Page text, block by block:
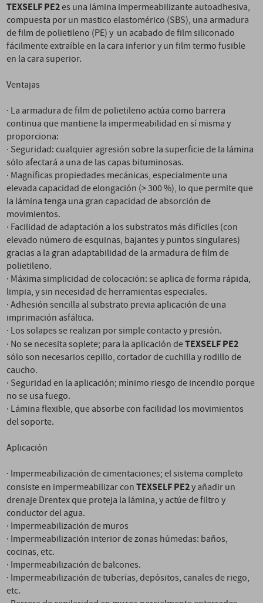
TEXSELF PE2es una lámina impermeabilizante autoadhesiva,
compuesta por un mastico elastomérico (SBS), una armadura
de film de polietileno (PE) y un acabado de film siliconado
fácilmente extraíble en la cara inferior y un film termo fusible
en la cara superior.
Ventajas
· La armadura de film de polietileno actúa como barrera
continua que mantiene la impermeabilidad en sí misma y
proporciona:
· Seguridad: cualquier agresión sobre la superficie de la lámina
sólo afectará a una de las capas bituminosas.
· Magníficas propiedades mecánicas, especialmente una
elevada capacidad de elongación (> 300 %), lo que permite que
la lámina tenga una gran capacidad de absorción de
movimientos.
· Facilidad de adaptación a los substratos más difíciles (con
elevado número de esquinas, bajantes y puntos singulares)
gracias a la gran adaptabilidad de la armadura de film de
polietileno.
· Máxima simplicidad de colocación: se aplica de forma rápida,
limpia, y sin necesidad de herramientas especiales.
· Adhesión sencilla al substrato previa aplicación de una
imprimación asfáltica.
· Los solapes se realizan por simple contacto y presión.
· No se necesita soplete; para la aplicación deTEXSELF PE2
sólo son necesarios cepillo, cortador de cuchilla y rodillo de
caucho.
· Seguridad en la aplicación; mínimo riesgo de incendio porque
no se usa fuego.
· Lámina flexible, que absorbe con facilidad los movimientos
del soporte.
Aplicación
· Impermeabilización de cimentaciones; el sistema completo
consiste en impermeabilizar conTEXSELF PE2y añadir un
drenaje Drentex que proteja la lámina, y actúe de filtro y
conductor del agua.
· Impermeabilización de muros
· Impermeabilización interior de zonas húmedas: baños,
cocinas, etc.
· Impermeabilización de balcones.
· Impermeabilización de tuberías, depósitos, canales de riego,
etc.